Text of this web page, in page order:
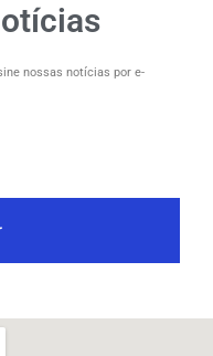
nossas notícias por e-